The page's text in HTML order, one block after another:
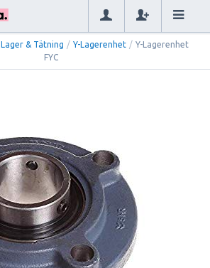
Lager & Tätning / Y-Lagerenhet / Y-Lagerenhet
FYC